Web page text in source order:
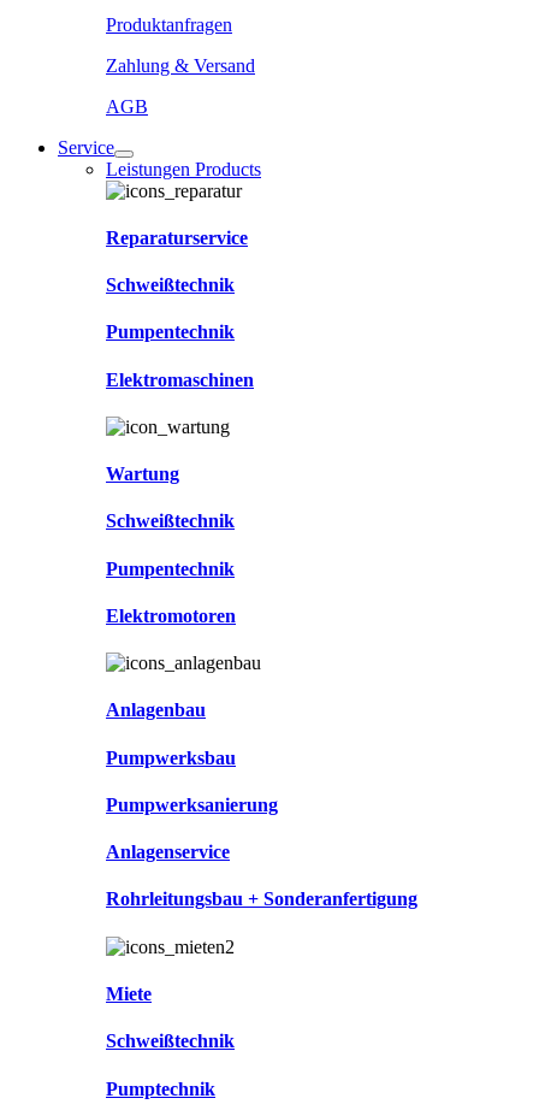
Produktanfragen
Zahlung & Versand
AGB
Service
Leistungen Products
Reparaturservice
Schweißtechnik
Pumpentechnik
Elektromaschinen
Wartung
Schweißtechnik
Pumpentechnik
Elektromotoren
Anlagenbau
Pumpwerksbau
Pumpwerksanierung
Anlagenservice
Rohrleitungsbau + Sonderanfertigung
Miete
Schweißtechnik
Pumptechnik